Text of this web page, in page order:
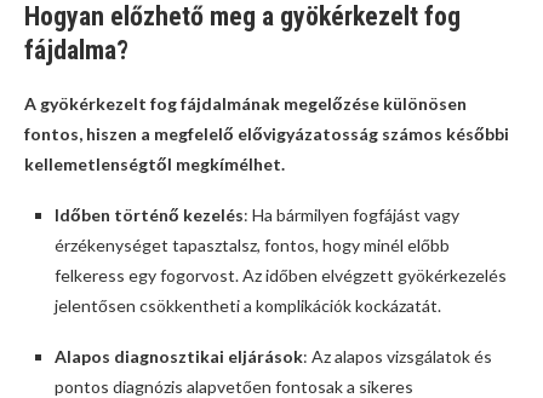
Hogyan előzhető meg a gyökérkezelt fog
fájdalma?
A gyökérkezelt fog fájdalmának megelőzése különösen
fontos, hiszen a megfelelő elővigyázatosság számos későbbi
kellemetlenségtől megkímélhet.
Időben történő kezelés: Ha bármilyen fogfájást vagy
érzékenységet tapasztalsz, fontos, hogy minél előbb
felkeress egy fogorvost. Az időben elvégzett gyökérkezelés
jelentősen csökkentheti a komplikációk kockázatát.
Alapos diagnosztikai eljárások: Az alapos vizsgálatok és
pontos diagnózis alapvetően fontosak a sikeres